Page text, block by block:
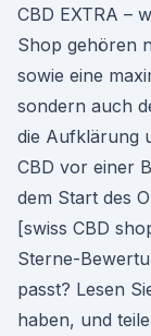
CBD EXTRA –
Shop gehören
sowie eine
sondern auch
die Aufklärung
CBD vor einer
dem Start des
[swiss CBD
Sterne-
passt? Lesen
haben, und